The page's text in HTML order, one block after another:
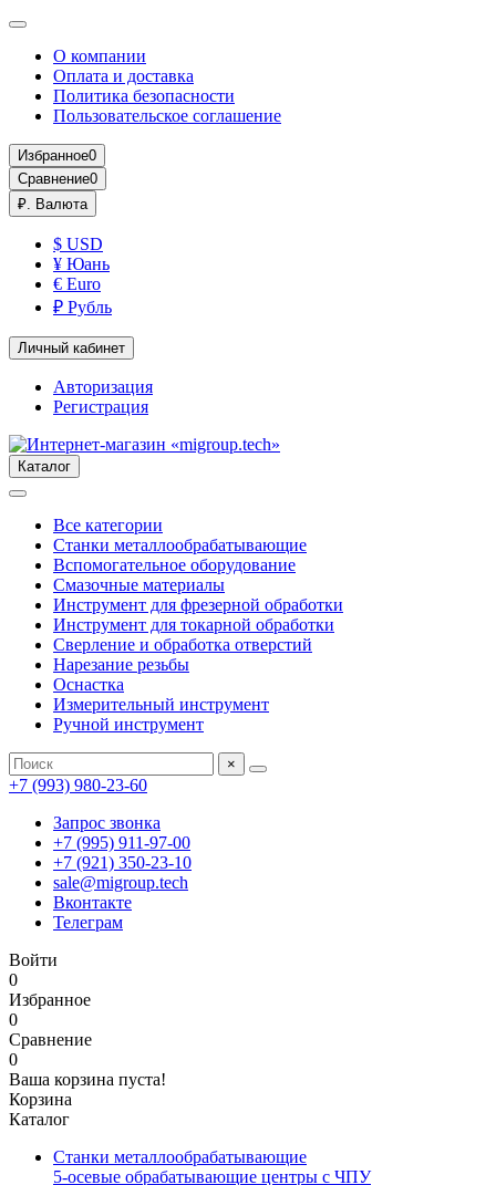
О компании
Оплата и доставка
Политика безопасности
Пользовательское соглашение
Избранное0
Сравнение0
₽. Валюта
$ USD
¥ Юань
€ Euro
₽ Рубль
Личный кабинет
Авторизация
Регистрация
Каталог
Все категории
Станки металлообрабатывающие
Вспомогательное оборудование
Смазочные материалы
Инструмент для фрезерной обработки
Инструмент для токарной обработки
Сверление и обработка отверстий
Нарезание резьбы
Оснастка
Измерительный инструмент
Ручной инструмент
×
+7 (993) 980-23-60
Запрос звонка
+7 (995) 911-97-00
+7 (921) 350-23-10
sale@migroup.tech
Вконтакте
Телеграм
Войти
0
Избранное
0
Сравнение
0
Ваша корзина пуста!
Корзина
Каталог
Станки металлообрабатывающие
5-осевые обрабатывающие центры с ЧПУ